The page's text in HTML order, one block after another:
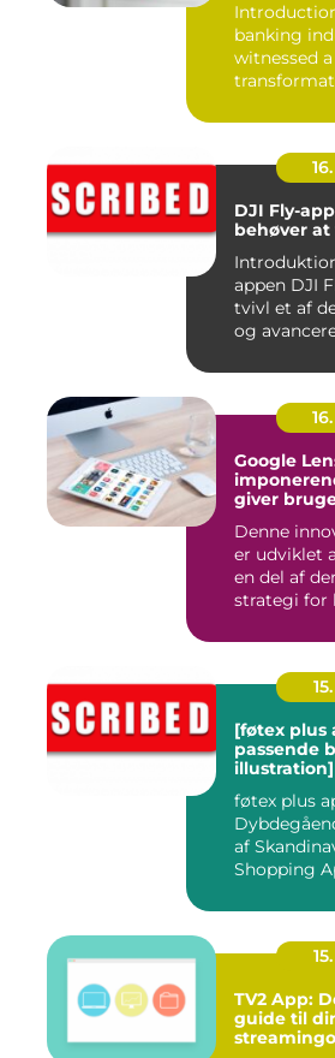
banking
witnessed
DJI Fly-
behøver at
appen DJI Fly-appen er uden
tvivl et af
og
Google
giver
om de
at bruge
deres
Denne
er udviklet
en del af
strategi for
[føtex plus
passende
illustration]
føtex plus
af
Shopping App
TV2 App:
guide til